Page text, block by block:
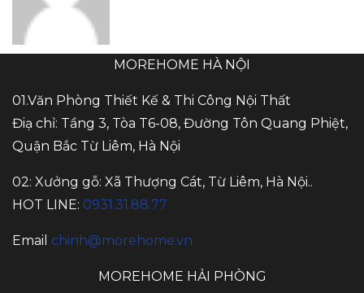
MOREHOME HÀ NỘI
01.Văn Phòng Thiết Kế & Thi Công Nội Thất
Điạ chỉ: Tầng 3, Tòa T6-08, Đường Tôn Quang Phiệt,
Quận Bắc Từ Liêm, Hà Nội
02: Xưởng gỗ: Xã Thượng Cát, Từ Liêm, Hà Nội..
HOT LINE: 0931.31.88.77
Email chinh@morehome.vn
MOREHOME HẢI PHÒNG